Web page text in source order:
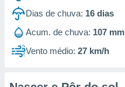
1199
Dias de chuva: 16 dias
Acum. de chuva: 107 mm
Vento médio: 27 km/h